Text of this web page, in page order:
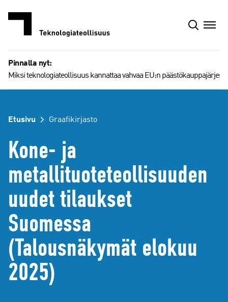
Pinnalla nyt:
Miksi teknologiateollisuus kannattaa vahvaa EU:n
Etusivu Graafikirjasto
Kone- ja
metallituoteteollisuuden
uudet tilaukset
Suomessa
(Talousnäkymät elokuu
2025)